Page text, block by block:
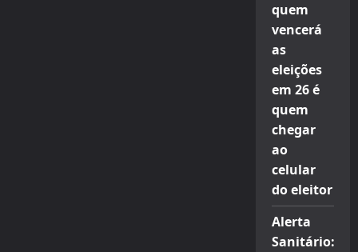
quem
vencerá
as
eleições
em 26 é
quem
chegar
ao
celular
do eleitor
Alerta
Sanitário: